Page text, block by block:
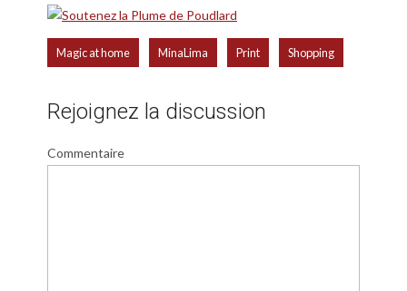
Magic at home MinaLima Print Shopping
Rejoignez la discussion
Commentaire